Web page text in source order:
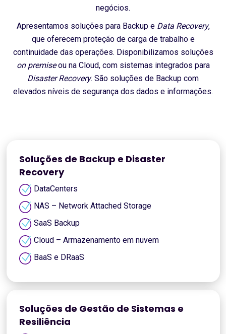
negócios.
Apresentamos soluções para Backup e Data Recovery,
que oferecem proteção de carga de trabalho e
continuidade das operações. Disponibilizamos soluções
on premiseou na Cloud, com sistemas integrados para
Disaster Recovery. São soluções de Backup com
elevados níveis de segurança dos dados e informações.
Soluções de Backup e Disaster
Recovery
DataCenters
NAS – Network Attached Storage
SaaS Backup
Cloud – Armazenamento em nuvem
BaaS e DRaaS
Soluções de Gestão de Sistemas e
Resiliência